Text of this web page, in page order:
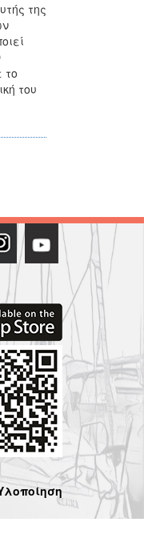
της
το
του